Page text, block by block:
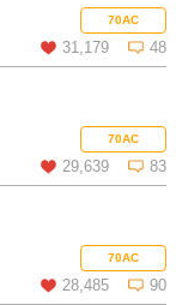
コメントを見る70AC
31,179 48
コメントを見る70AC
29,639 83
コメントを見る70AC
28,485 90